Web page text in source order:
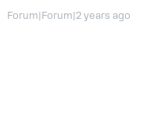
Forum|Forum|2 years ago